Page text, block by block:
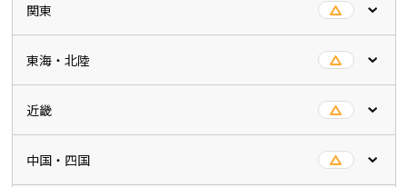
関東
東海・北陸
近畿
中国・四国